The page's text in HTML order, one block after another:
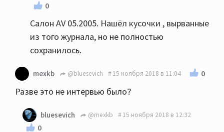
0
Салон AV 05.2005. Нашёл кусочки , вырванные
из того журнала, но не полностью
сохранилось.
mexkb @bluesevich 15 ноября 2018 в 11:04 0
Разве это не интервью было?
bluesevich @mexkb 15 ноября 2018 в 12:32
0